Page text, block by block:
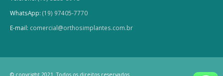
WhatsApp: (19) 97405-7770
E-mail: comercial@orthosimplantes.com.br
© copyright 2021. Todos os direitos reservados